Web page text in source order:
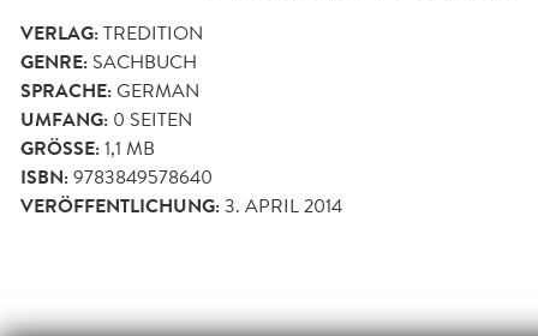
VERLAG:TREDITION
GENRE: SACHBUCH
SPRACHE:GERMAN
UMFANG: 0 SEITEN
GRÖSSE: 1,1 MB
ISBN:9783849578640
VERÖFFENTLICHUNG:3. APRIL 2014